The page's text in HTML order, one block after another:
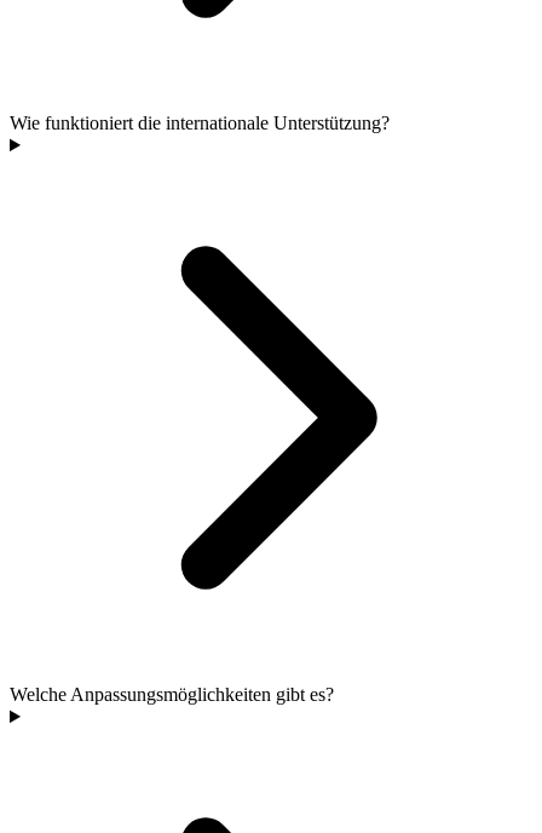
Wie funktioniert die internationale Unterstützung?
Welche Anpassungsmöglichkeiten gibt es?